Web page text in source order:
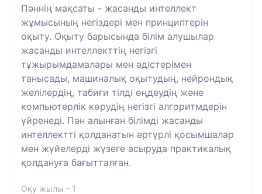
Пәннің мақсаты - жасанды интеллект
жұмысының негіздері мен принциптерін
оқыту. Оқыту барысында білім алушылар
жасанды интеллекттің негізгі
тұжырымдамалары мен әдістерімен
танысады, машиналық оқытудың, нейрондық
желілердің, табиғи тілді өңдеудің және
компьютерлік көрудің негізгі алгоритмдерін
үйренеді. Пән алынған білімді жасанды
интеллектті қолданатын әртүрлі қосымшалар
мен жүйелерді жүзеге асыруда практикалық
қолдануға бағытталған.
Оқу жылы - 1